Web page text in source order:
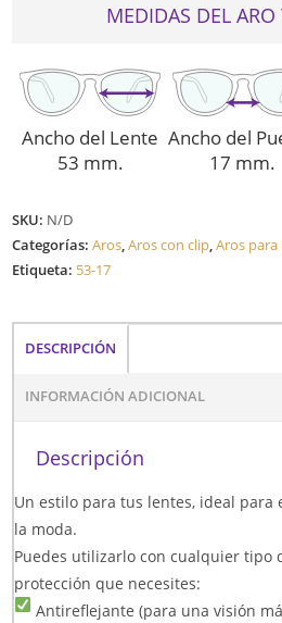
MEDIDAS DEL ARO
Ancho del Lente
53 mm.
Ancho del
17 mm.
SKU: N/D
Categorías:Aros,Aros con clip,Aros
Etiqueta: 53-17
DESCRIPCIÓN
INFORMACIÓN ADICIONAL
Descripción
Un estilo para tus lentes, ideal para
la moda.
Puedes utilizarlo con cualquier tipo
protección que necesites:
Antireflejante (para una visión